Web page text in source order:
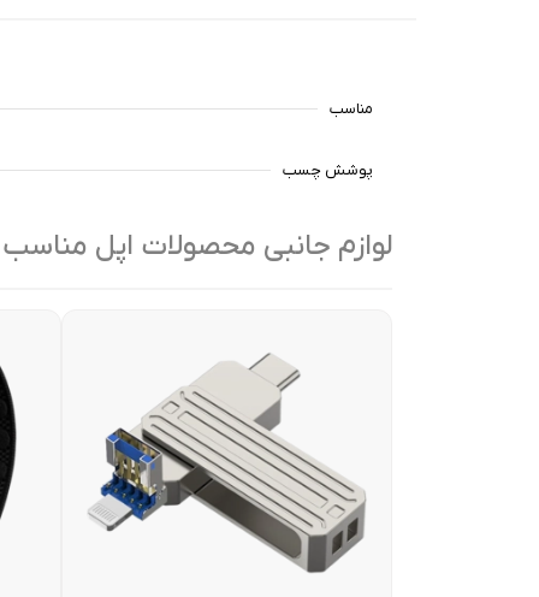
مناسب
پوشش چسب
لوازم جانبی محصولات اپل